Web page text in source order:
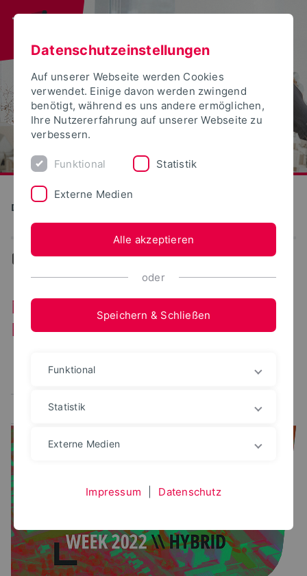
Detmolder Schule für Gestaltung
... News
Neuigkeiten aus dem
Forschungsbereich
urbanLab
nextPlace
Datenschutzeinstellungen
Auf unserer Webseite werden Cookies
verwendet. Einige davon werden zwingend
benötigt, während es uns andere ermöglichen,
Ihre Nutzererfahrung auf unserer Webseite zu
verbessern.
Funktional Statistik
Externe Medien
Alle akzeptieren
oder
Speichern & Schließen
Funktional
Statistik
Externe Medien
Impressum Datenschutz